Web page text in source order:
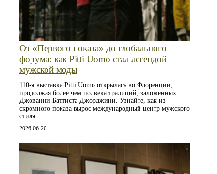
От «Первого показа» до глобального
форума: как Pitti Uomo стал легендой
мужской моды
110‑я выставка Pitti Uomo открылась во Флоренции,
продолжая более чем полвека традиций, заложенных
Джованни Баттиста Джорджини. Узнайте, как из
скромного показа вырос международный центр мужского
стиля.
2026-06-20